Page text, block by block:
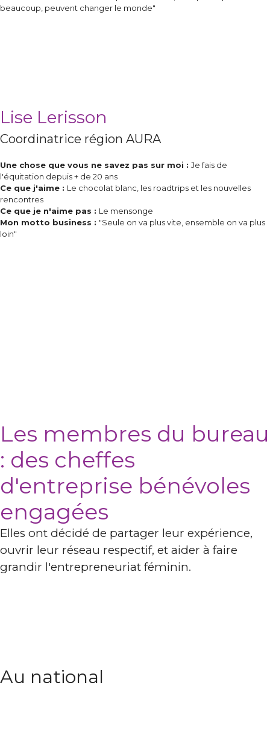
beaucoup, peuvent changer le monde"
Lise Lerisson
Coordinatrice région AURA
Une chose que vous ne savez pas sur moi : Je fais de
l'équitation depuis + de 20 ans
Ce que j'aime : Le chocolat blanc, les roadtrips et les nouvelles
rencontres
Ce que je n'aime pas : Le mensonge
Mon motto business : "Seule on va plus vite, ensemble on va plus
loin"
Les membres du bureau
: des cheffes
d'entreprise bénévoles
engagées
Elles ont décidé de partager leur expérience,
ouvrir leur réseau respectif, et aider à faire
grandir l'entrepreneuriat féminin.
Au national